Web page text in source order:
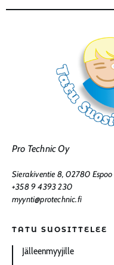
Pro Technic Oy
Sierakiventie 8, 02780 Espoo
+358 9 4393 230
myynti@protechnic.fi
TATU SUOSITTELEE
Jälleenmyyjille